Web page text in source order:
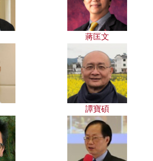
蔣匡文
譚寶碩